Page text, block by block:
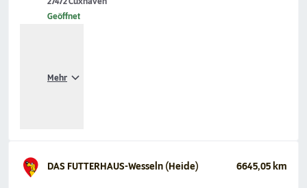
Geöffnet
Mehr
DAS FUTTERHAUS-Wesseln (Heide) 6645,05 km